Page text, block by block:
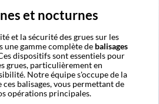
et nocturnes
et la sécurité des grues sur les
gamme complète de balisages
dispositifs sont essentiels pour
grues, particulièrement en
Notre équipe s'occupe de la
ces balisages, vous permettant de
opérations principales.